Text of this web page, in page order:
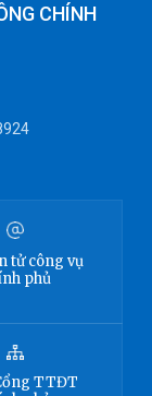
CHÍNH
tử công vụ
phủ
TTĐT